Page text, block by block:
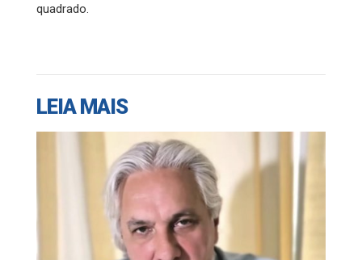
quadrado.
LEIA MAIS